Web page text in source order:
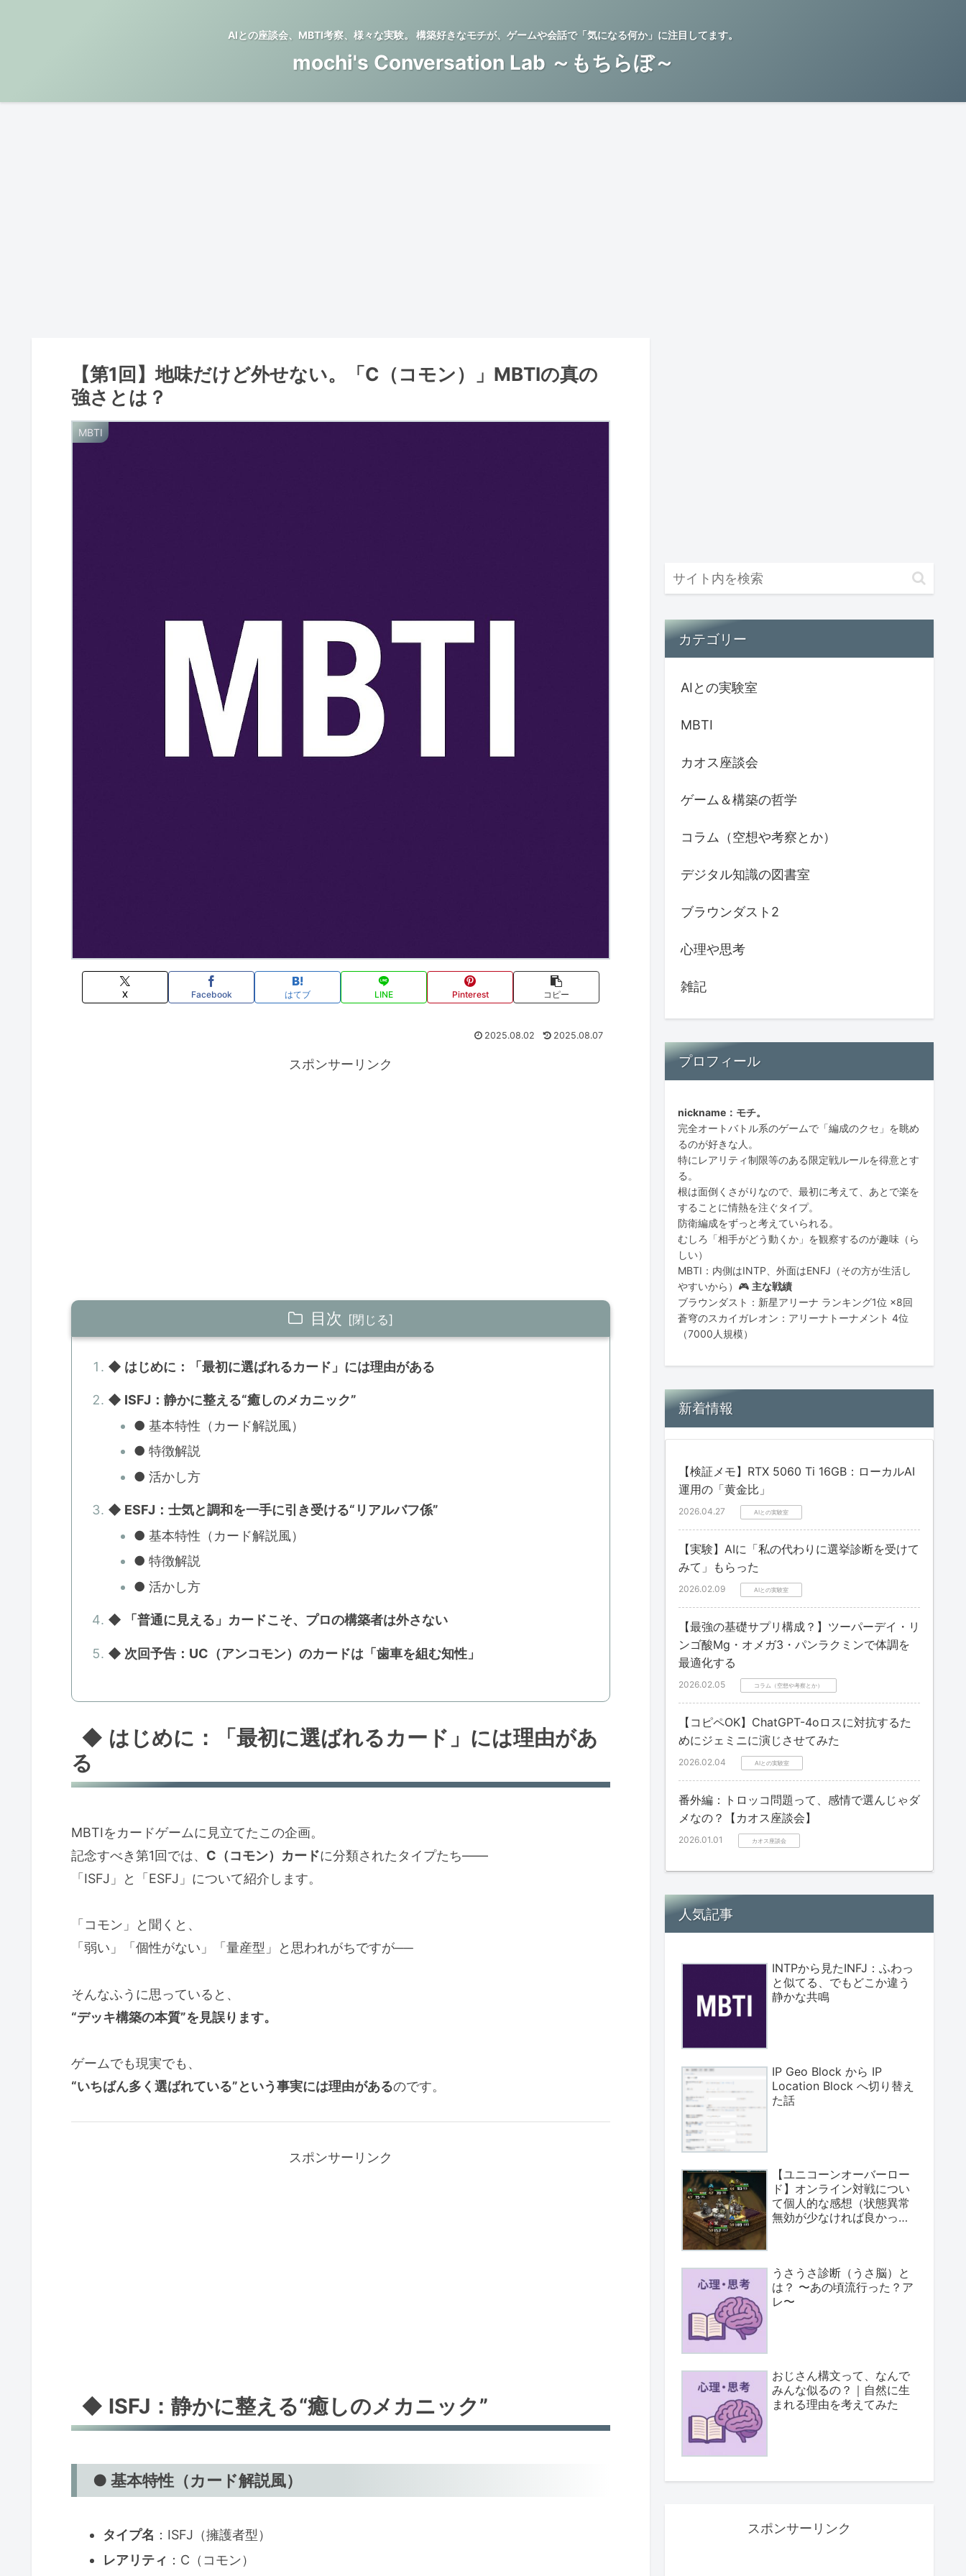
AIとの座談会、MBTI考察、様々な実験。 構築好きなモチが、ゲームや会話で「気になる何か」に注目してます。
mochi's Conversation Lab ～もちらぼ～
【第1回】地味だけど外せない。「C（コモン）」MBTIの真の
強さとは？
MBTI
X Facebook はてブ LINE Pinterest コピー
2025.08.02 2025.08.07
スポンサーリンク
目次
◆ はじめに：「最初に選ばれるカード」には理由がある
◆ ISFJ：静かに整える“癒しのメカニック”
● 基本特性（カード解説風）
● 特徴解説
● 活かし方
◆ ESFJ：士気と調和を一手に引き受ける“リアルバフ係”
● 基本特性（カード解説風）
● 特徴解説
● 活かし方
◆ 「普通に見える」カードこそ、プロの構築者は外さない
◆ 次回予告：UC（アンコモン）のカードは「歯車を組む知性」
◆ はじめに：「最初に選ばれるカード」には理由があ
る
MBTIをカードゲームに見立てたこの企画。
記念すべき第1回では、 C（コモン）カードに分類されたタイプたち――
「ISFJ」と「ESFJ」について紹介します。
「コモン」と聞くと、
「弱い」「個性がない」「量産型」と思われがちですが──
そんなふうに思っていると、
“デッキ構築の本質”を見誤ります。
ゲームでも現実でも、
“いちばん多く選ばれている”という事実には理由があるのです。
スポンサーリンク
◆ ISFJ：静かに整える“癒しのメカニック”
● 基本特性（カード解説風）
タイプ名 ：ISFJ（擁護者型）
レアリティ ：C（コモン）
カテゴリー
AIとの実験室
MBTI
カオス座談会
ゲーム＆構築の哲学
コラム（空想や考察とか）
デジタル知識の図書室
ブラウンダスト2
心理や思考
雑記
プロフィール
nickname：モチ。
完全オートバトル系のゲームで「編成のクセ」を眺め
るのが好きな人。
特にレアリティ制限等のある限定戦ルールを得意とす
る。
根は面倒くさがりなので、最初に考えて、あとで楽を
することに情熱を注ぐタイプ。
防衛編成をずっと考えていられる。
むしろ「相手がどう動くか」を観察するのが趣味（ら
しい）
MBTI：内側はINTP、外面はENFJ（その方が生活し
やすいから）🎮 主な戦績
ブラウンダスト：新星アリーナ ランキング1位 ×8回
蒼穹のスカイガレオン：アリーナトーナメント 4位
（7000人規模）
新着情報
【検証メモ】RTX 5060 Ti 16GB：ローカルAI
運用の「黄金比」
2026.04.27 AIとの実験室
【実験】AIに「私の代わりに選挙診断を受けて
みて」もらった
2026.02.09 AIとの実験室
【最強の基礎サプリ構成？】ツーパーデイ・リ
ンゴ酸Mg・オメガ3・パンラクミンで体調を
最適化する
2026.02.05 コラム（空想や考察とか）
【コピペOK】ChatGPT-4oロスに対抗するた
めにジェミニに演じさせてみた
2026.02.04 AIとの実験室
番外編：トロッコ問題って、感情で選んじゃダ
メなの？【カオス座談会】
2026.01.01 カオス座談会
人気記事
INTPから見たINFJ：ふわっ
と似てる、でもどこか違う
静かな共鳴
IP Geo Block から IP
Location Block へ切り替え
た話
【ユニコーンオーバーロー
ド】オンライン対戦につい
て個人的な感想（状態異常
無効が少なければ良かっ
うさうさ診断（うさ脳）と
は？ 〜あの頃流行った？ア
レ〜
おじさん構文って、なんで
みんな似るの？｜自然に生
まれる理由を考えてみた
スポンサーリンク